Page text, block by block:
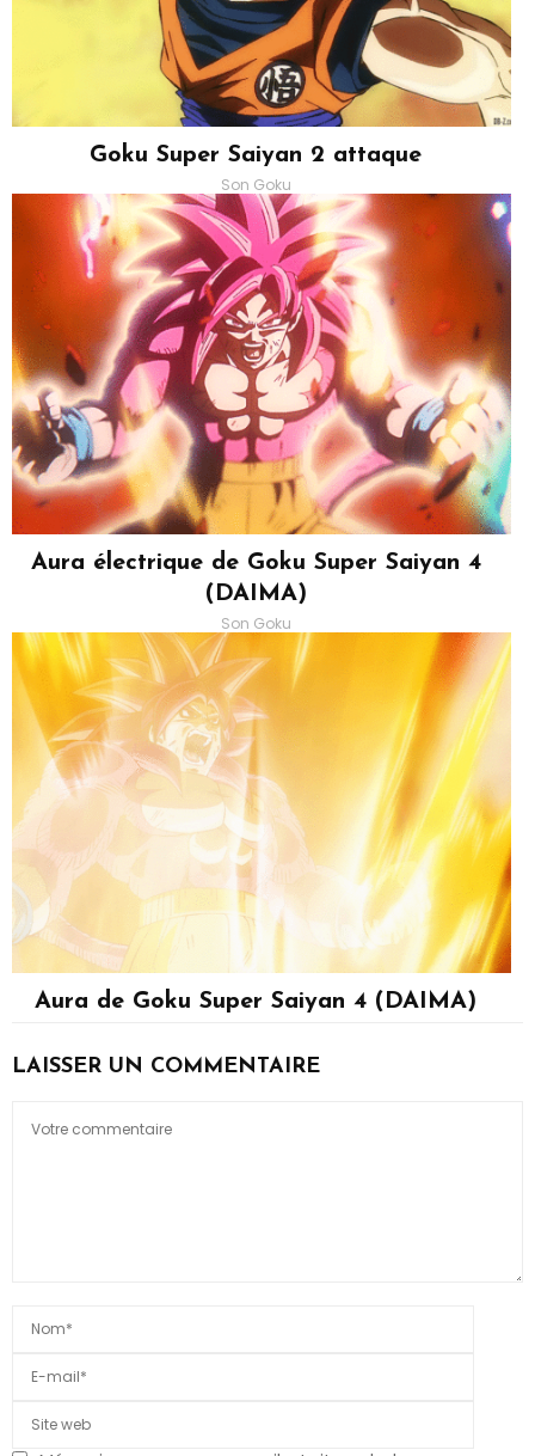
Goku Super Saiyan 2 attaque
Son Goku
Aura électrique de Goku Super Saiyan 4
(DAIMA)
Son Goku
Aura de Goku Super Saiyan 4 (DAIMA)
LAISSER UN COMMENTAIRE